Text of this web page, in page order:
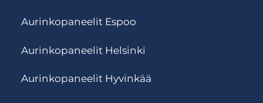
Aurinkopaneelit Espoo
Aurinkopaneelit Helsinki
Aurinkopaneelit Hyvinkää